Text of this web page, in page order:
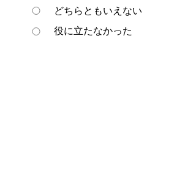
どちらともいえない
役に立たなかった